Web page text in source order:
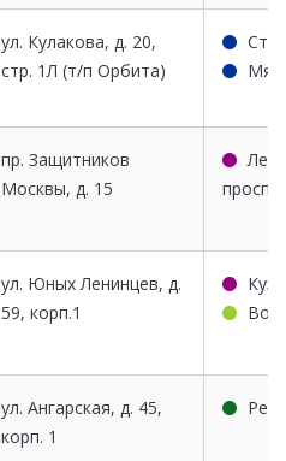
ул. Кулакова, д. 20,
стр. 1Л (т/п Орбита)
пр. Защитников
Москвы, д. 15
ул. Юных Ленинцев, д.
59, корп.1
ул. Ангарская, д. 45,
корп. 1